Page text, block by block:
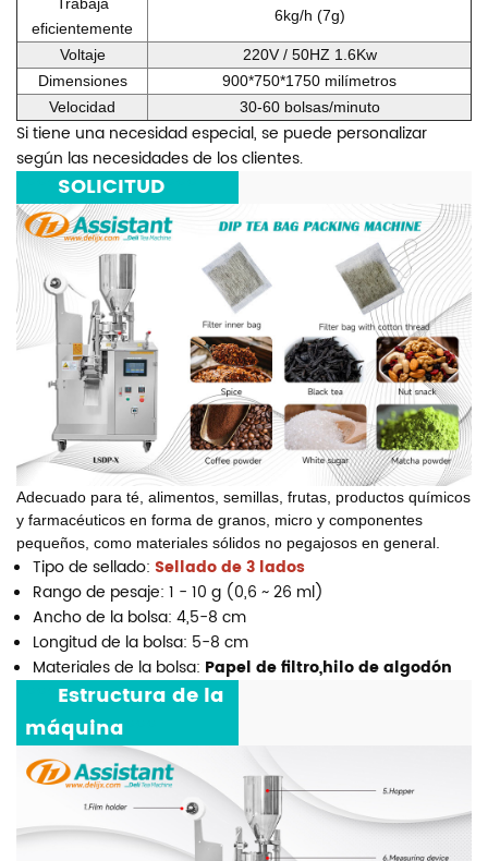
Trabaja
eficientemente
6kg/h (7g)
Voltaje
220V / 50HZ 1.6Kw
Dimensiones
900*750*1750 milímetros
Velocidad
30-60 bolsas/minuto
Si tiene una necesidad especial, se puede personalizar
según las necesidades de los clientes.
SOLICITUD
Adecuado para té, alimentos, semillas, frutas, productos químicos
y farmacéuticos en forma de granos, micro y componentes
pequeños, como materiales sólidos no pegajosos en general.
Tipo de sellado: Sellado de 3 lados
Rango de pesaje: 1 - 10 g (0,6 ~ 26 ml)
Ancho de la bolsa: 4,5-8 cm
Longitud de la bolsa: 5-8 cm
Materiales de la bolsa: Papel de filtro,hilo de algodón
Estructura de la
máquina